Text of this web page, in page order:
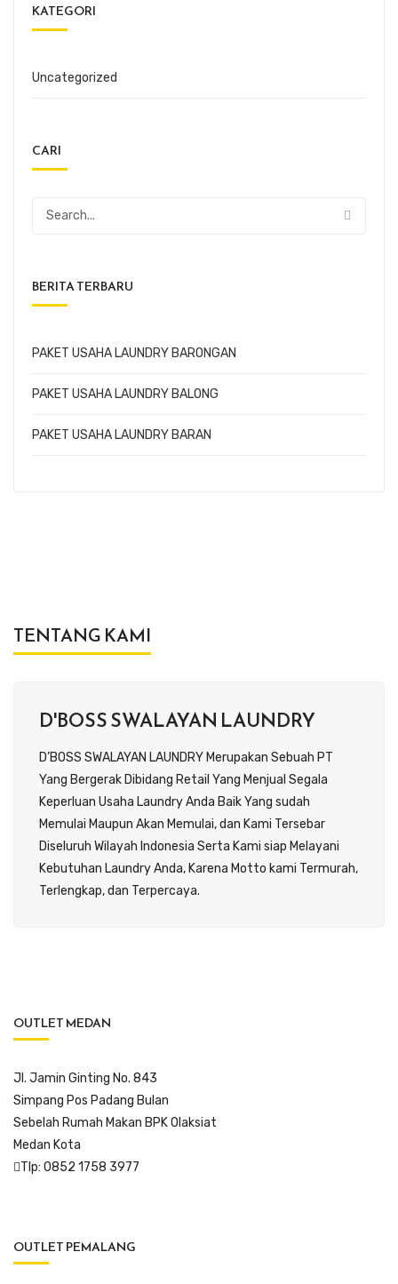
KATEGORI
Uncategorized
CARI
BERITA TERBARU
PAKET USAHA LAUNDRY BARONGAN
PAKET USAHA LAUNDRY BALONG
PAKET USAHA LAUNDRY BARAN
TENTANG KAMI
D'BOSS SWALAYAN LAUNDRY
D’BOSS SWALAYAN LAUNDRY Merupakan Sebuah PT
Yang Bergerak Dibidang Retail Yang Menjual Segala
Keperluan Usaha Laundry Anda Baik Yang sudah
Memulai Maupun Akan Memulai, dan Kami Tersebar
Diseluruh Wilayah Indonesia Serta Kami siap Melayani
Kebutuhan Laundry Anda, Karena Motto kami Termurah,
Terlengkap, dan Terpercaya.
OUTLET MEDAN
Jl. Jamin Ginting No. 843
Simpang Pos Padang Bulan
Sebelah Rumah Makan BPK Olaksiat
Medan Kota
Tlp: 0852 1758 3977
OUTLET PEMALANG